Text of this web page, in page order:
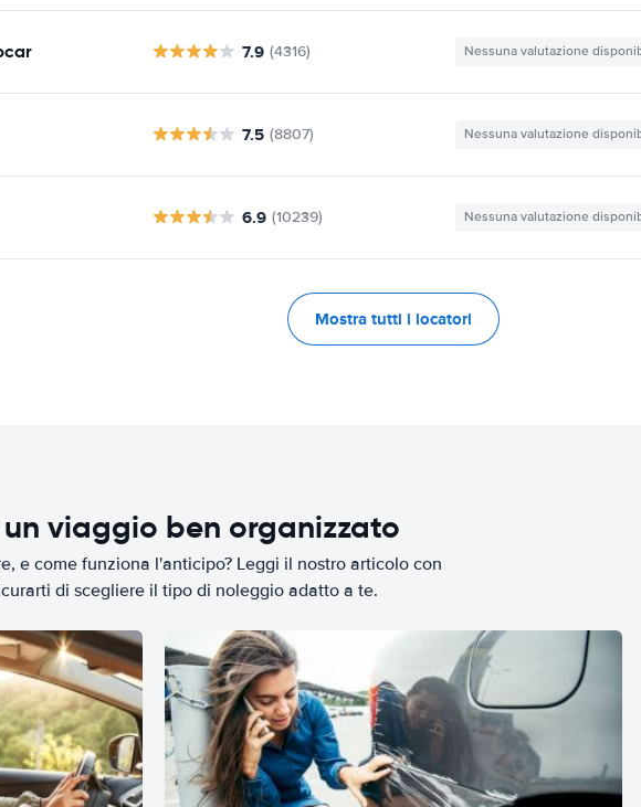
7.9 (4316) Nessuna valutazione
7.5 (8807) Nessuna valutazione
6.9 (10239) Nessuna valutazione
Mostra tutti i locatori
viaggio ben organizzato
e come funziona l'anticipo? Leggi il nostro articolo con
di scegliere il tipo di noleggio adatto a te.